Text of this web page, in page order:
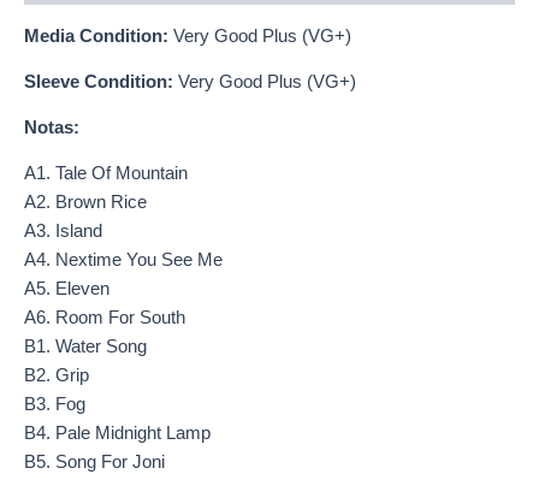
Media Condition: Very Good Plus (VG+)
Sleeve Condition: Very Good Plus (VG+)
Notas:
A1. Tale Of Mountain
A2. Brown Rice
A3. Island
A4. Nextime You See Me
A5. Eleven
A6. Room For South
B1. Water Song
B2. Grip
B3. Fog
B4. Pale Midnight Lamp
B5. Song For Joni